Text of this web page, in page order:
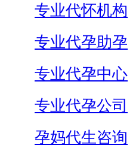
专业代怀机构
专业代孕助孕
专业代孕中心
专业代孕公司
孕妈代生咨询